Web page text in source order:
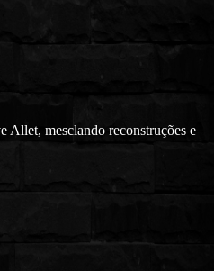
Allet, mesclando reconstruções e